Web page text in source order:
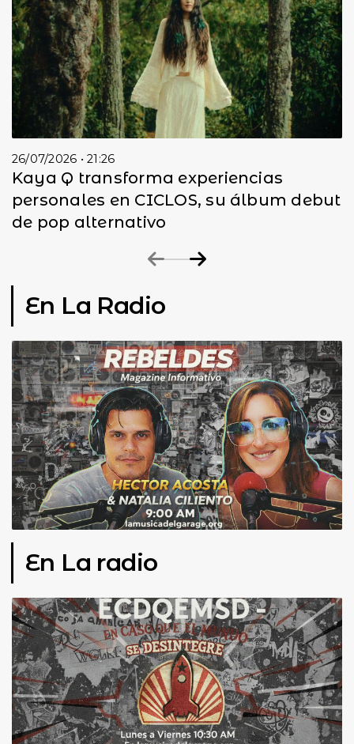
26/07/2026 • 21:26
Kaya Q transforma experiencias
personales en CICLOS, su álbum debut
de pop alternativo
En La Radio
En La radio